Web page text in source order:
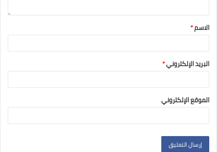
الاسم*
البريد الإلكتروني*
الموقع الإلكتروني